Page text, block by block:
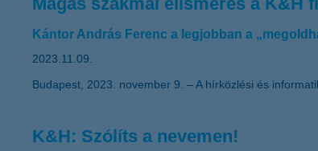
Kántor András Ferenc a legjobban a
2023.11.09.
Budapest, 2023. november 9. – A hírközlési és
K&H: Szólíts a nevemen!